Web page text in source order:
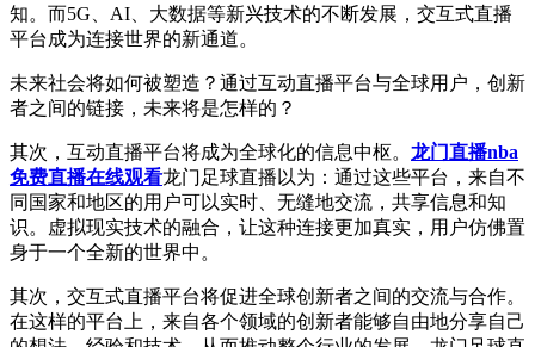
知。而5G、AI、大数据等新兴技术的不断发展，交互式直播
平台成为连接世界的新通道。
未来社会将如何被塑造？通过互动直播平台与全球用户，创新
者之间的链接，未来将是怎样的？
其次，互动直播平台将成为全球化的信息中枢。 龙门直播nba
免费直播在线观看龙门足球直播以为：通过这些平台，来自不
同国家和地区的用户可以实时、无缝地交流，共享信息和知
识。虚拟现实技术的融合，让这种连接更加真实，用户仿佛置
身于一个全新的世界中。
其次，交互式直播平台将促进全球创新者之间的交流与合作。
在这样的平台上，来自各个领域的创新者能够自由地分享自己